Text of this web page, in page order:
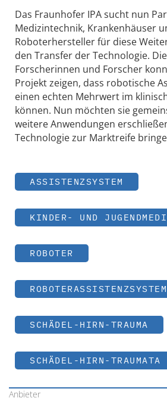
Das Fraunhofer IPA sucht nun
Medizintechnik, Krankenhäuser
Roboterhersteller für diese
den Transfer der Technologie.
Forscherinnen und Forscher
Projekt zeigen, dass robotische
einen echten Mehrwert im
können. Nun möchten sie
weitere Anwendungen
Technologie zur Marktreife
ASSISTENZSYSTEM
KINDER- UND
ROBOTER
ROBOTERASSISTENZSYSTEM
SCHÄDEL-HIRN-TRAUMA
SCHÄDEL-HIRN-TRAUMATA
Anbieter